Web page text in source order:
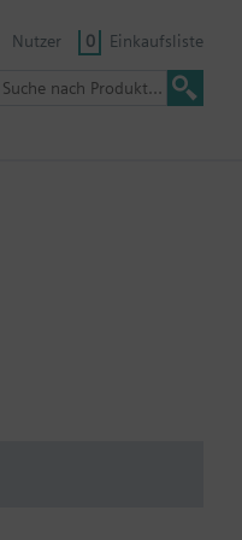
Nutzer 0 Einkaufsliste